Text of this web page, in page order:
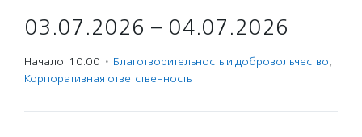
03.07.2026 – 04.07.2026
Начало: 10:00 · Благотвори­тель­ность и доброволь­чест­во,
Корпоративная ответственность